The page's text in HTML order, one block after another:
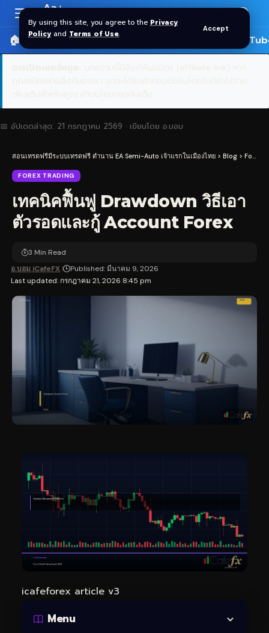
By using this site, you agree to the Privacy
Policy and Terms of Use.
Accept
Resizer
Aa
🏠 หน้าแรก ราคาทอง SPDR 🎬
📅 อัปเดตล่าสุด: 21 กรกฎาคม 2569 · เขียนโดย อ.บอม
สอนเทรดฟรีมีระบบเทรดฟรี ตำนาน EA Semi-Auto เจ้าแรกในเมืองไทย > Blog > Forex Trading
FOREX TRADING
เทคนิคฟื้นฟู Drawdown วิธีเอา
ตัวรอดและกู้ Account Forex
Last updated: กรกฎาคม 21, 2026 8:45 pm
อ.บอม iCafeFX Published: มีนาคม 9, 2026
3 Min Read
icafeforex article v3
Menu